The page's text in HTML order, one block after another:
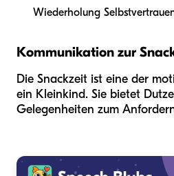
Wiederholung
Kommunikation zur
Die Snackzeit ist eine der
ein Kleinkind. Sie bietet
Gelegenheiten zum